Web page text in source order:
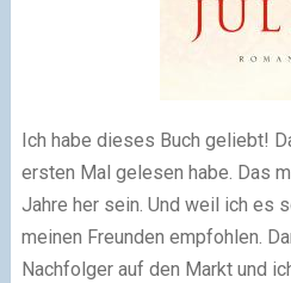
Ich habe dieses Buch geliebt!
ersten Mal gelesen habe. Das
Jahre her sein. Und weil ich es
meinen Freunden empfohlen.
Nachfolger auf den Markt und